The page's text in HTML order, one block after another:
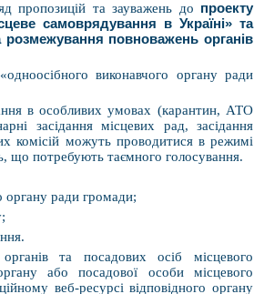
пропозицій та зауважень до проекту
самоврядування в Україні» та
розмежування повноважень органів
виконавчого органу ради
в особливих умовах (карантин, АТО
засідання місцевих рад, засідання
комісій можуть проводитися в режимі
що потребують таємного голосування.
органу ради громади;
та посадових осіб місцевого
або посадової особи місцевого
веб-ресурсі відповідного органу